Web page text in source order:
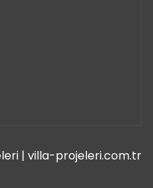
| villa-projeleri.com.tr